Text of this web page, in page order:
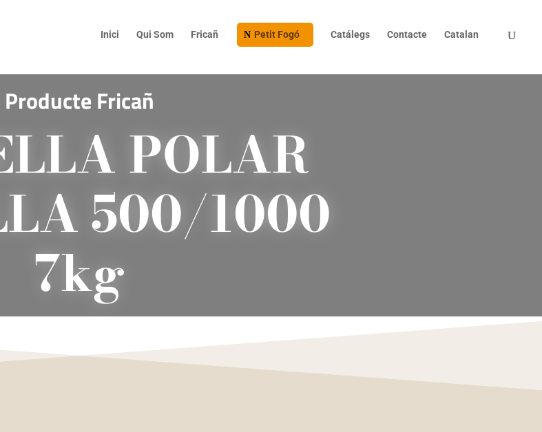
Inici Qui Som Fricañ Petit Fogó Catálegs Contacte Catalan
Producte Fricañ
POLAR
500/1000
7kg